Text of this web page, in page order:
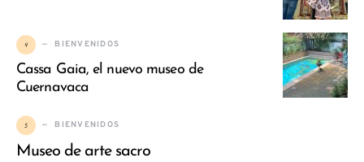
4 BIENVENIDOS
Cassa Gaia, el nuevo museo de
Cuernavaca
5 BIENVENIDOS
Museo de arte sacro